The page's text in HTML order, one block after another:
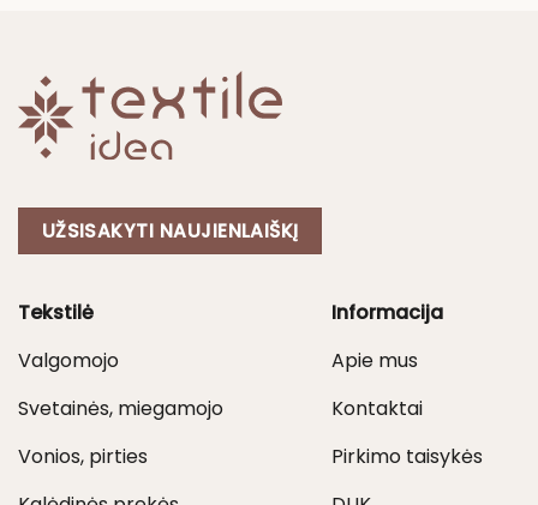
UŽSISAKYTI NAUJIENLAIŠKĮ
Tekstilė
Valgomojo
Svetainės, miegamojo
Vonios, pirties
Informacija
Apie mus
Kontaktai
Pirkimo taisykės